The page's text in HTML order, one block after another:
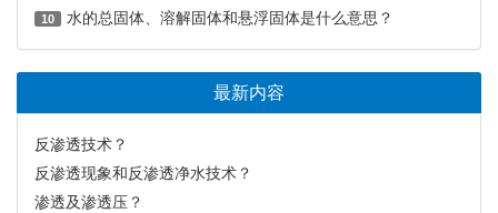
10 水的总固体、溶解固体和悬浮固体是什么意思？
最新内容
反渗透技术？
反渗透现象和反渗透净水技术？
渗透及渗透压？